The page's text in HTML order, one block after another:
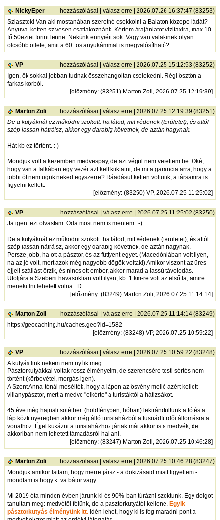
NickyEper hozzászólásai |válasz erre | 2026.07.26 16:37:47 (83253)
Sziasztok! Van aki mostanában szeretné csekkolni a Balaton közepe ládát?
Anyuval ketten szívesen csatlakoznánk. Kértem árajánlatot vizitaxira, max 10
fő 50ezret forint lenne. Nekünk ennyiért sok. Vagy van valakinek olyan
olcsóbb ötlete, amit a 60+os anyukámmal is megvalósítható?
VP hozzászólásai |válasz erre | 2026.07.25 15:12:53 (83252)
Igen, ők sokkal jobban tudnak összehangoltan cselekedni. Régi ösztön a
farkas korból.
[előzmény: (83251) Marton Zoli, 2026.07.25 12:19:39]
Marton Zoli hozzászólásai |válasz erre | 2026.07.25 12:19:39 (83251)
De a kutyáknál ez működni szokott: ha látod, mit védenek (területet), és attól
szép lassan hátrálsz, akkor egy darabig követnek, de aztán hagynak.
Hát kb ez történt. :-)
Mondjuk volt a kezemben medvespay, de azt végül nem vetettem be. Oké,
hogy van a falkában egy vezér azt kell kiiktatni, de mi a garancia arra, hogy a
többi öt nem ugrik neked egyszerre? Ráadásul ketten voltunk, a társamra is
figyelni kellett.
[előzmény: (83250) VP, 2026.07.25 11:25:02]
VP hozzászólásai |válasz erre | 2026.07.25 11:25:02 (83250)
Ja igen, ezt olvastam. Oda most nem is mentem. :-)
De a kutyáknál ez működni szokott: ha látod, mit védenek (területet), és attól
szép lassan hátrálsz, akkor egy darabig követnek, de aztán hagynak.
Persze jobb, ha ott a pásztor, és az füttyent egyet. (Macedóniában volt ilyen,
na az jó volt, mert azok még nagyobb dögök voltak!) Amikor viszont az üres
éjjeli szállást őrzik, és nincs ott ember, akkor marad a lassú távolodás.
Utoljára a Szebeni havasokban volt ilyen, kb. 1 km-re volt az első fa, amire
menekülni lehetett volna. :D
[előzmény: (83249) Marton Zoli, 2026.07.25 11:14:14]
Marton Zoli hozzászólásai |válasz erre | 2026.07.25 11:14:14 (83249)
https://geocaching.hu/caches.geo?id=1582
[előzmény: (83248) VP, 2026.07.25 10:59:22]
VP hozzászólásai |válasz erre | 2026.07.25 10:59:22 (83248)
A kutyás link nekem nem nyílik meg.
Pásztorkutyákkal voltak rossz élményeim, de szerencsére testi sértés nem
történt (körbevétel, morgás igen).
A Szent Anna-tónál mesélték, hogy a lápon az ösvény mellé azért kellett
villanypásztor, mert a medve "elkérte" a turistáktól a hátizsákot.
45 éve még hajnali sötétben (holdfényben, hóban) lekirándultunk a tó és a
láp közti nyeregben akkor még álló turistaházból a tusnádfürdői állomásra a
vonathoz. Éjjel kukázni a turistaházhoz jártak már akkor is a medvék, de
akkoriban nem lehetett támadásról hallani.
[előzmény: (83247) Marton Zoli, 2026.07.25 10:46:28]
Marton Zoli hozzászólásai |válasz erre | 2026.07.25 10:46:28 (83247)
Mondjuk amikor láttam, hogy merre jársz - a dokizásaid miatt figyeltem -
mondtam is hogy k..va bátor vagy.
Mi 2019 óta minden évben járunk ki és 90%-ban túrázni szoktunk. Egy dolgot
tanultam meg: medvétől félünk, de a pásztorkutyától kellene.Egyik
pásztorkutyás élményünk itt. Idén lehet, hogy ki is fog maradni pont a